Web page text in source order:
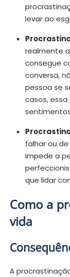
levar ao
realmente
consegue
conversa,
pessoa se
casos,
falhar ou
impede a
que lidar
Como a
vida
A